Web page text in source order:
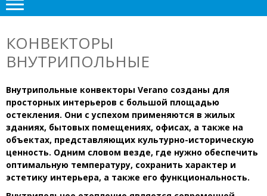
КОНВЕКТОРЫ
ВНУТРИПОЛЬНЫЕ
Внутрипольные конвекторы Verano созданы для
просторных интерьеров с большой площадью
остекления. Они с успехом применяются в жилых
зданиях, бытовых помещениях, офисах, а также на
объектах, представляющих культурно-историческую
ценность. Одним словом везде, где нужно обеспечить
оптимальную температуру, сохранить характер и
эстетику интерьера, а также его функциональность.